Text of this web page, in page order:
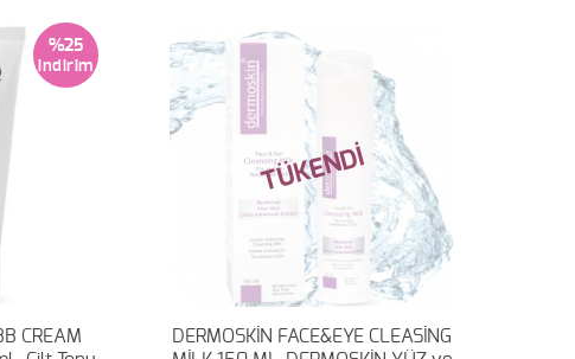
CREAM
%25
TÜKENDİ
DERMOSKİN FACE&EYE CLEASİNG